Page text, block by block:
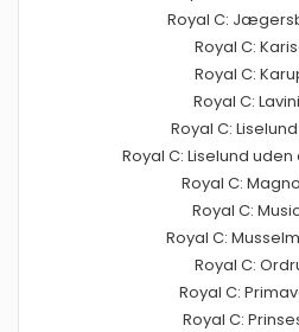
Royal C:
Royal C:
Royal C:
Royal C:
Royal C:
Royal C: Liselund
Royal C:
Royal C:
Royal C:
Royal C:
Royal C:
Royal C: